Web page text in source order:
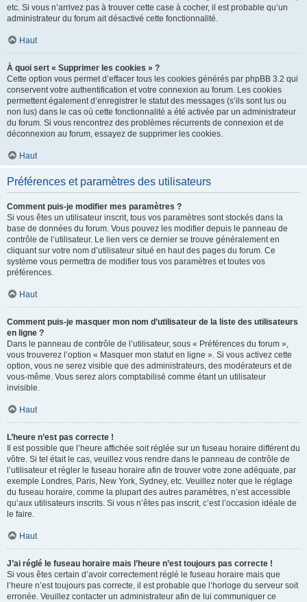
etc. Si vous n’arrivez pas à trouver cette case à cocher, il est probable qu’un
administrateur du forum ait désactivé cette fonctionnalité.
Haut
À quoi sert « Supprimer les cookies » ?
Cette option vous permet d’effacer tous les cookies générés par phpBB 3.2 qui
conservent votre authentification et votre connexion au forum. Les cookies
permettent également d’enregistrer le statut des messages (s’ils sont lus ou
non lus) dans le cas où cette fonctionnalité a été activée par un administrateur
du forum. Si vous rencontrez des problèmes récurrents de connexion et de
déconnexion au forum, essayez de supprimer les cookies.
Haut
Préférences et paramètres des utilisateurs
Comment puis-je modifier mes paramètres ?
Si vous êtes un utilisateur inscrit, tous vos paramètres sont stockés dans la
base de données du forum. Vous pouvez les modifier depuis le panneau de
contrôle de l’utilisateur. Le lien vers ce dernier se trouve généralement en
cliquant sur votre nom d’utilisateur situé en haut des pages du forum. Ce
système vous permettra de modifier tous vos paramètres et toutes vos
préférences.
Haut
Comment puis-je masquer mon nom d’utilisateur de la liste des utilisateurs
en ligne ?
Dans le panneau de contrôle de l’utilisateur, sous « Préférences du forum »,
vous trouverez l’option « Masquer mon statut en ligne ». Si vous activez cette
option, vous ne serez visible que des administrateurs, des modérateurs et de
vous-même. Vous serez alors comptabilisé comme étant un utilisateur
invisible.
Haut
L’heure n’est pas correcte !
Il est possible que l’heure affichée soit réglée sur un fuseau horaire différent du
vôtre. Si tel était le cas, veuillez vous rendre dans le panneau de contrôle de
l’utilisateur et régler le fuseau horaire afin de trouver votre zone adéquate, par
exemple Londres, Paris, New York, Sydney, etc. Veuillez noter que le réglage
du fuseau horaire, comme la plupart des autres paramètres, n’est accessible
qu’aux utilisateurs inscrits. Si vous n’êtes pas inscrit, c’est l’occasion idéale de
le faire.
Haut
J’ai réglé le fuseau horaire mais l’heure n’est toujours pas correcte !
Si vous êtes certain d’avoir correctement réglé le fuseau horaire mais que
l’heure n’est toujours pas correcte, il est probable que l’horloge du serveur soit
erronée. Veuillez contacter un administrateur afin de lui communiquer ce